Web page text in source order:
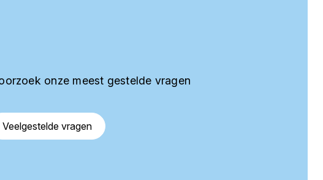
onze meest gestelde vragen
Veelgestelde vragen